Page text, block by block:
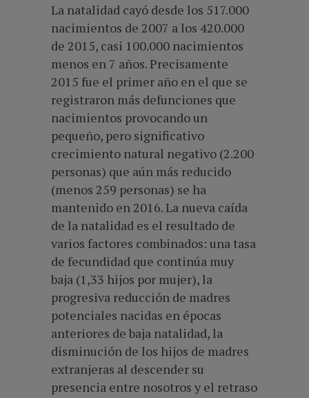
La natalidad cayó desde los 517.000
nacimientos de 2007 a los 420.000
de 2015, casi 100.000 nacimientos
menos en 7 años. Precisamente
2015 fue el primer año en el que se
registraron más defunciones que
nacimientos provocando un
pequeño, pero significativo
crecimiento natural negativo (2.200
personas) que aún más reducido
(menos 259 personas) se ha
mantenido en 2016. La nueva caída
de la natalidad es el resultado de
varios factores combinados: una tasa
de fecundidad que continúa muy
baja (1,33 hijos por mujer), la
progresiva reducción de madres
potenciales nacidas en épocas
anteriores de baja natalidad, la
disminución de los hijos de madres
extranjeras al descender su
presencia entre nosotros y el retraso